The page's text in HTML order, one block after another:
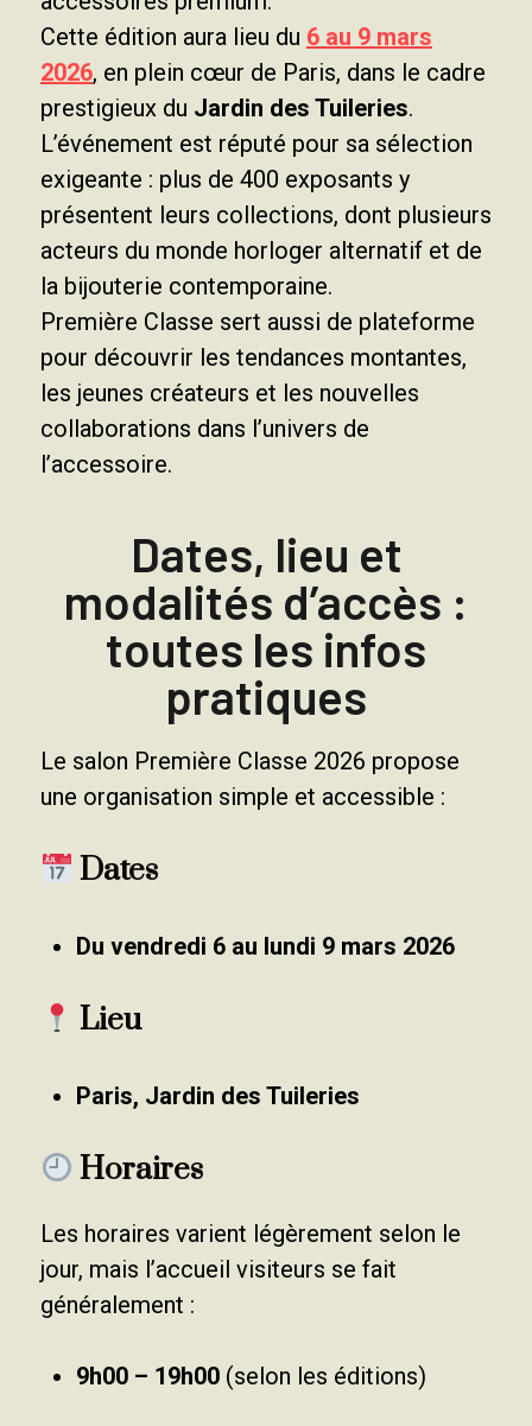
Cette édition aura lieu du 6 au 9 mars
2026, en plein cœur de Paris, dans le cadre
prestigieux du Jardin des Tuileries.
L’événement est réputé pour sa sélection
exigeante : plus de 400 exposants y
présentent leurs collections, dont plusieurs
acteurs du monde horloger alternatif et de
la bijouterie contemporaine.
Première Classe sert aussi de plateforme
pour découvrir les tendances montantes,
les jeunes créateurs et les nouvelles
collaborations dans l’univers de
l’accessoire.
Dates, lieu et
modalités d’accès :
toutes les infos
pratiques
Le salon Première Classe 2026 propose
une organisation simple et accessible :
Dates
Du vendredi 6 au lundi 9 mars 2026
Lieu
Paris, Jardin des Tuileries
Horaires
Les horaires varient légèrement selon le
jour, mais l’accueil visiteurs se fait
généralement :
9h00 – 19h00 (selon les éditions)